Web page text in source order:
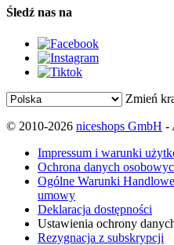
Śledź nas na
Zmień
© 2010-2026 niceshops GmbH -
Impressum i warunki
Ochrona danych
Ogólne Warunki
umowy
Deklaracja dostępności
Ustawienia ochrony
Rezygnacja z subskrypcji